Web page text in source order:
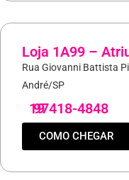
Loja 1A99 –
Rua Giovanni Battista
André/SP
19
97418-4848
COMO CHEGAR